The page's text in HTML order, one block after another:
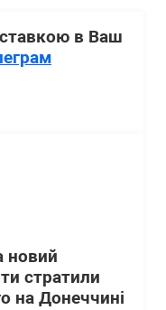
в Ваш
новий
стратили
на Донеччині